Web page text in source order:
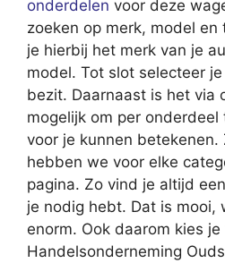
onderdelen voor deze
zoeken op merk, model en
je hierbij het merk van je
model. Tot slot selecteer
bezit. Daarnaast is het via
mogelijk om per
voor je kunnen betekenen.
hebben we voor elke
pagina. Zo vind je altijd
je nodig hebt. Dat is mooi,
enorm. Ook daarom kies
Handelsonderneming